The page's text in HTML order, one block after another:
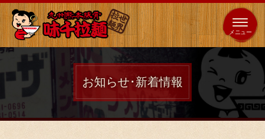
全国
展開 海外 653 店 64 店
ホーム
お知らせ･新着情報